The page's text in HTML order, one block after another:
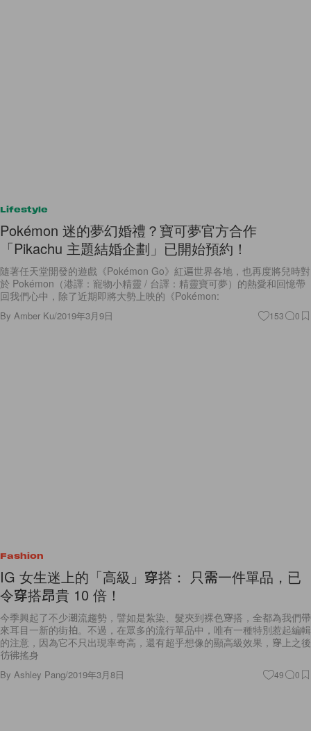
Lifestyle
Pokémon 迷的夢幻婚禮？寶可夢官方合作
「Pikachu 主題結婚企劃」已開始預約！
隨著任天堂開發的遊戲《Pokémon Go》紅遍世界各地，也再度將兒時對
於 Pokémon（港譯：寵物小精靈 / 台譯：精靈寶可夢）的熱愛和回憶帶
回我們心中，除了近期即將大勢上映的《Pokémon:
By Amber Ku/2019年3月9日 153 0
Fashion
IG 女生迷上的「高級」穿搭： 只需一件單品，已
令穿搭昂貴 10 倍！
今季興起了不少潮流趨勢，譬如是紮染、髮夾到裸色穿搭，全都為我們帶
來耳目一新的街拍。不過，在眾多的流行單品中，唯有一種特別惹起編輯
的注意，因為它不只出現率奇高，還有超乎想像的顯高級效果，穿上之後
彷彿搖身
By Ashley Pang/2019年3月8日 49 0